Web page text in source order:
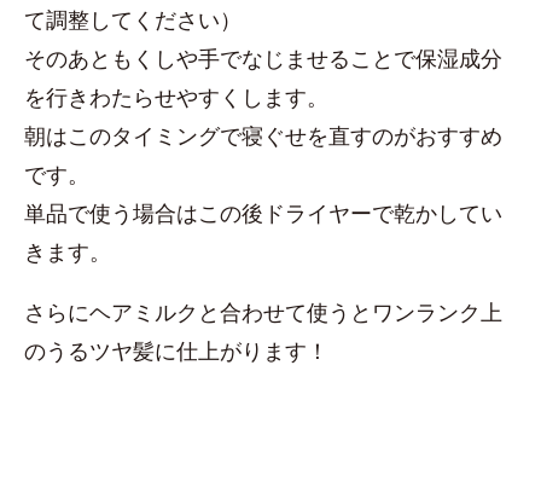
て調整してください）
そのあともくしや手でなじませることで保湿成分
を行きわたらせやすくします。
朝はこのタイミングで寝ぐせを直すのがおすすめ
です。
単品で使う場合はこの後ドライヤーで乾かしてい
きます。
さらにヘアミルクと合わせて使うとワンランク上
のうるツヤ髪に仕上がります！